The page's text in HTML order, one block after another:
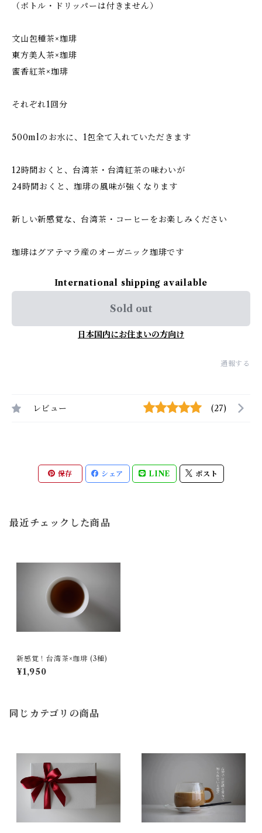
（ボトル・ドリッパーは付きません）
文山包種茶×珈琲
東方美人茶×珈琲
蜜香紅茶×珈琲
それぞれ1回分
500mlのお水に、1包全て入れていただきます
12時間おくと、台湾茶・台湾紅茶の味わいが
24時間おくと、珈琲の風味が強くなります
新しい新感覚な、台湾茶・コーヒーをお楽しみください
珈琲はグアテマラ産のオーガニック珈琲です
International shipping available
Sold out
日本国内にお住まいの方向け
通報する
レビュー (27)
保存 シェア LINE ポスト
最近チェックした商品
新感覚！台湾茶×珈琲 (3種)
¥1,950
同じカテゴリの商品